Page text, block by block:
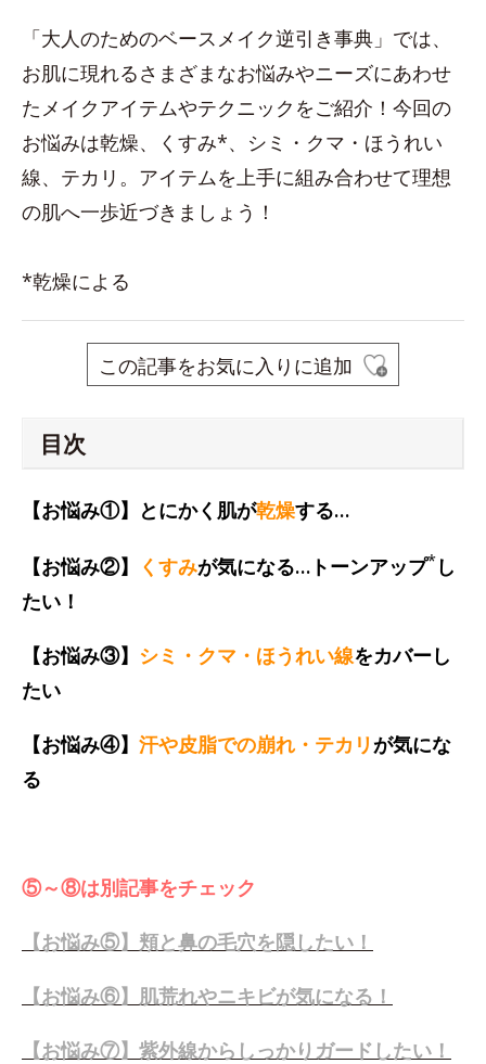
「大人のためのベースメイク逆引き事典」では、
お肌に現れるさまざまなお悩みやニーズにあわせ
たメイクアイテムやテクニックをご紹介！今回の
お悩みは乾燥、くすみ*、シミ・クマ・ほうれい
線、テカリ。アイテムを上手に組み合わせて理想
の肌へ一歩近づきましょう！
*乾燥による
この記事をお気に入りに追加
目次
【お悩み①】とにかく肌が乾燥する…
【お悩み②】 くすみが気になる…トーンアップ* し
たい！
【お悩み③】 シミ・クマ・ほうれい線をカバーし
たい
【お悩み④】 汗や皮脂での崩れ・テカリ が気にな
る
⑤～⑧は別記事をチェック
【お悩み⑤】頬と鼻の毛穴を隠したい！
【お悩み⑥】肌荒れやニキビが気になる！
【お悩み⑦】紫外線からしっかりガードしたい！